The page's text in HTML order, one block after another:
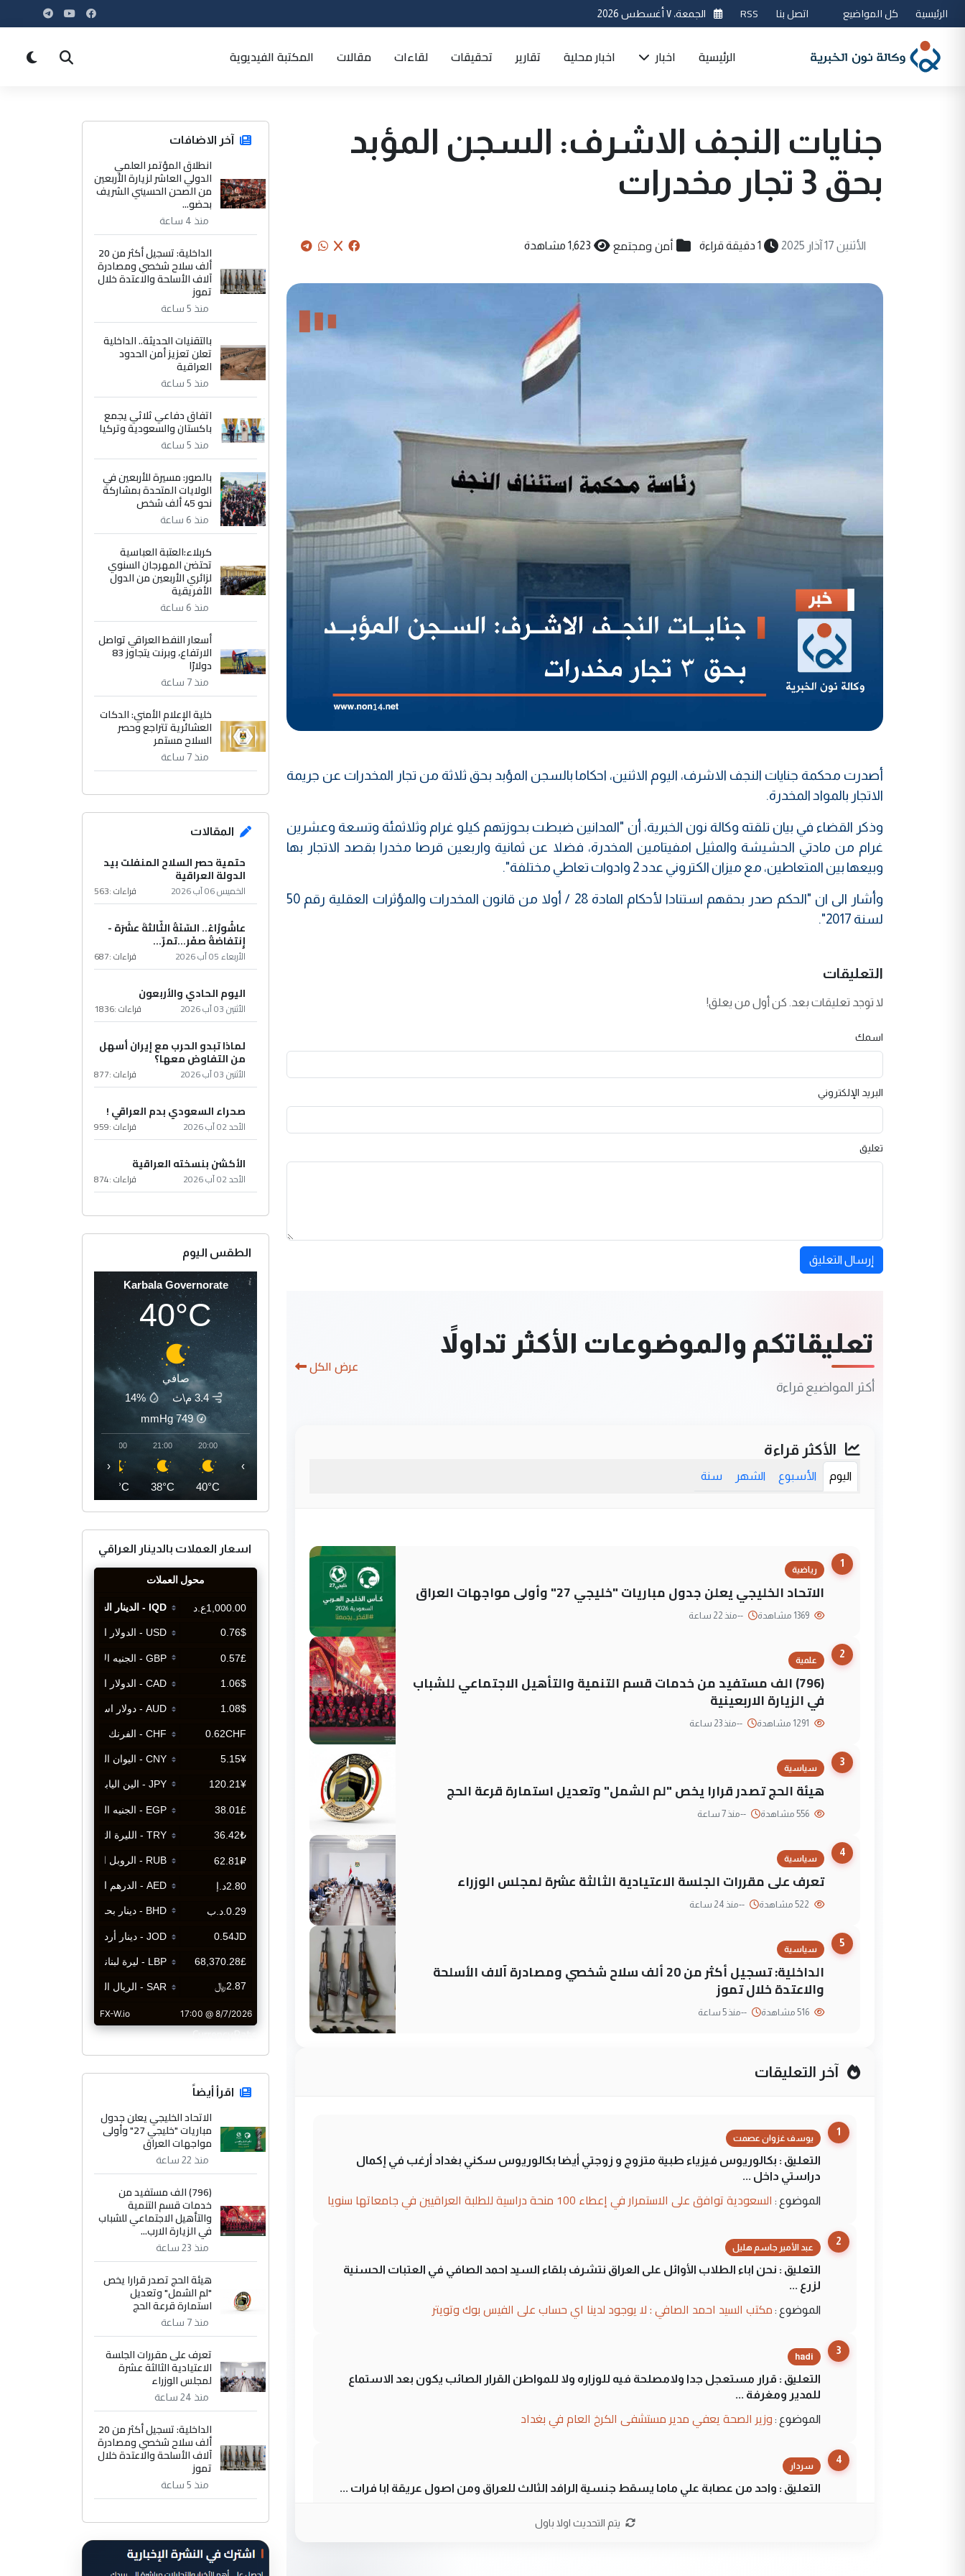
الرئيسية كل المواضيع اتصل بنا RSS الجمعة، ٧ أغسطس 2026
الرئيسية اخبار اخبار محلية تقارير تحقيقات لقاءات مقالات المكتبة الفيديوية
جنايات النجف الاشرف: السجن المؤبد
بحق 3 تجار مخدرات
الأثنين 17 آذار 2025 1 دقيقة قراءة أمن ومجتمع 1,623 مشاهدة
أصدرت محكمة جنايات النجف الاشرف، اليوم الاثنين، احكاما بالسجن المؤبد بحق ثلاثة من تجار المخدرات عن جريمة
الاتجار بالمواد المخدرة.
وذكر القضاء في بيان تلقته وكالة نون الخبرية، أن "المدانين ضبطت بحوزتهم كيلو غرام وثلاثمئة وتسعة وعشرين
غرام من مادتي الحشيشة والمثيل امفيتامين المخدرة، فضلا عن ثمانية واربعين قرصا مخدرا بقصد الاتجار بها
وبيعها بين المتعاطين، مع ميزان الكتروني عدد 2 وادوات تعاطي مختلفة".
وأشار الى ان "الحكم صدر بحقهم استنادا لأحكام المادة 28 / أولا من قانون المخدرات والمؤثرات العقلية رقم 50
لسنة 2017".
التعليقات
لا توجد تعليقات بعد. كن أول من يعلق!
اسمك
البريد الإلكتروني
تعليق
إرسال التعليق
تعليقاتكم والموضوعات الأكثر تداولاً
أكثر المواضيع قراءة
عرض الكل
الأكثر قراءة
اليوم الأسبوع الشهر سنة
1
رياضية
الاتحاد الخليجي يعلن جدول مباريات "خليجي 27" وأولى مواجهات العراق
--منذ 22 ساعة
2
علمية
(796) الف مستفيد من خدمات قسم التنمية والتأهيل الاجتماعي للشباب
في الزيارة الاربعينية
--منذ 23 ساعة
3
سياسية
هيئة الحج تصدر قرارا يخص "لم الشمل" وتعديل استمارة قرعة الحج
--منذ 7 ساعة
4
سياسية
تعرف على مقررات الجلسة الاعتيادية الثالثة عشرة لمجلس الوزراء
--منذ 24 ساعة
5
سياسية
الداخلية: تسجيل أكثر من 20 ألف سلاح شخصي ومصادرة آلاف الأسلحة
والاعتدة خلال تموز
--منذ 5 ساعة
آخر التعليقات
1
يوسف غزوان عصمت
التعليق : بكالوريوس فيزياء طبية متزوج و زوجتي أيضا بكالوريوس سكني بغداد أرغب في إكمال
دراستي داخل ...
الموضوع : السعودية توافق على الاستمرار في إعطاء 100 منحة دراسية للطلبة العراقيين في جامعاتها سنويا
2
عبد الأمير جاسم هليل
التعليق : نحن اباء الطلاب الأوائل على العراق نتشرف بلقاء السيد احمد الصافي في العتبات الحسنية
لزرع ...
الموضوع : مكتب السيد احمد الصافي : لا يوجود لدينا اي حساب على الفيس بوك وتويتر
3
hadi
التعليق : قرار مستعجل جدا ولامصلحة فيه للوزاره ولا للمواطن القرار الصائب يكون بعد الاستماع
للمدير ومغرفة ...
الموضوع : وزير الصحة يعفي مدير مستشفى الكرخ العام في بغداد
4
سردار
التعليق : واحد من عصابة علي ماما يسقط جنسية الرافد الثالث للعراق ومن اصول عريقة ابا فرات ...
يتم التحديث اولا باول
آخر الاضافات
انطلاق المؤتمر العلمي
الدولي العاشر لزيارة الأربعين
من الصحن الحسيني الشريف
بحضو...
منذ 4 ساعة
الداخلية: تسجيل أكثر من 20
ألف سلاح شخصي ومصادرة
آلاف الأسلحة والاعتدة خلال
تموز
منذ 5 ساعة
بالتقنيات الحديثة.. الداخلية
تعلن تعزيز أمن الحدود
العراقية
منذ 5 ساعة
اتفاق دفاعي ثلاثي يجمع
باكستان والسعودية وتركيا
منذ 5 ساعة
بالصور: مسيرة للأربعين في
الولايات المتحدة بمشاركة
نحو 45 ألف شخص
منذ 6 ساعة
كربلاء:العتبة العباسية
تحتضن المهرجان السنوي
لزائري الأربعين من الدول
الأفريقية
منذ 6 ساعة
أسعار النفط العراقي تواصل
الارتفاع، وبرنت يتجاوز 83
دولارًا
منذ 7 ساعة
خلية الإعلام الأمني: الدكات
العشائرية تتراجع وحصر
السلاح مستمر
منذ 7 ساعة
المقالات
حتمية حصر السلاح المنفلت بيد
الدولة العراقية
الخميس 06 آب 2026 قراءات :563
عاشُورْاءُ.. السّنَةُ الثّالثةَ عشَرَة -
إِنتفاضةُ صفَر…تمرّ...
الأربعاء 05 آب 2026 قراءات :687
اليوم الحادي والأربعون
الأثنين 03 آب 2026 قراءات :1836
لماذا تبدو الحرب مع إيران أسهل
من التفاوض معها؟
الأثنين 03 آب 2026 قراءات :877
صحراء السعودي بدم العراقي !
الأحد 02 آب 2026 قراءات :959
الأكشن بنسخته العراقية
الأحد 02 آب 2026 قراءات :874
الطقس اليوم
Karbala Governorate
40°C
صافي
3.4 م\ث
14%
749
mmHg
20:00
40°C
21:00
38°C
22:00
37°C
‹ ›
اسعار العملات بالدينار العراقي
CurrencyRate
اقرأ أيضاً
الاتحاد الخليجي يعلن جدول
مباريات "خليجي 27" وأولى
مواجهات العراق
منذ 22 ساعة
(796) الف مستفيد من
خدمات قسم التنمية
والتأهيل الاجتماعي للشباب
في الزيارة الارب...
منذ 23 ساعة
هيئة الحج تصدر قرارا يخص
"لم الشمل" وتعديل
استمارة قرعة الحج
منذ 7 ساعة
تعرف على مقررات الجلسة
الاعتيادية الثالثة عشرة
لمجلس الوزراء
منذ 24 ساعة
الداخلية: تسجيل أكثر من 20
ألف سلاح شخصي ومصادرة
آلاف الأسلحة والاعتدة خلال
تموز
منذ 5 ساعة